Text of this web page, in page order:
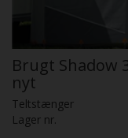
Brugt Shadow
nyt
Teltstænger
Lager nr.